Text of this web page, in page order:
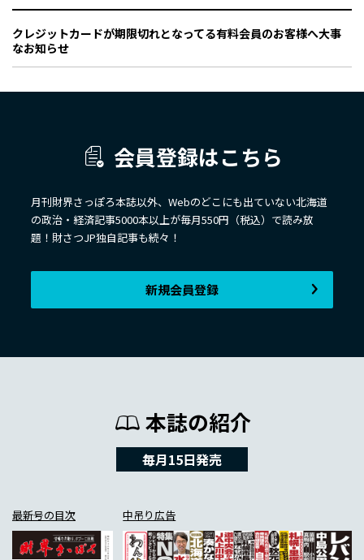
クレジットカードが期限切れとなってる有料会員のお客様へ大事
なお知らせ
会員登録はこちら
月刊財界さっぽろ本誌以外、Webのどこにも出ていない北海道
の政治・経済記事5000本以上が毎月550円（税込）で読み放
題！財さつJP独自記事も続々！
新規会員登録
本誌の紹介
毎月15日発売
最新号の目次 中吊り広告